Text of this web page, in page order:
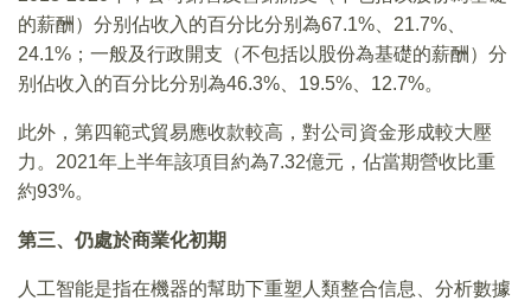
的薪酬）分别佔收入的百分比分别為67.1%、21.7%、
24.1%；一般及行政開支（不包括以股份為基礎的薪酬）分
别佔收入的百分比分别為46.3%、19.5%、12.7%。
此外，第四範式貿易應收款較高，對公司資金形成較大壓
力。2021年上半年該項目約為7.32億元，佔當期營收比重
約93%。
第三、仍處於商業化初期
人工智能是指在機器的幫助下重塑人類整合信息、分析數據